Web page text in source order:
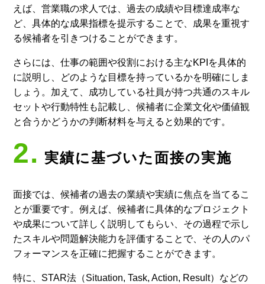
えば、営業職の求人では、過去の成績や目標達成率な
ど、具体的な成果指標を提示することで、成果を重視す
る候補者を引きつけることができます。
さらには、仕事の範囲や役割における主なKPIを具体的
に説明し、どのような目標を持っているかを明確にしま
しょう。加えて、成功している社員が持つ共通のスキル
セットや行動特性も記載し、候補者に企業文化や価値観
と合うかどうかの判断材料を与えると効果的です。
2. 実績に基づいた面接の実施
面接では、候補者の過去の業績や実績に焦点を当てるこ
とが重要です。例えば、候補者に具体的なプロジェクト
や成果について詳しく説明してもらい、その過程で示し
たスキルや問題解決能力を評価することで、その人のパ
フォーマンスを正確に把握することができます。
特に、STAR法（Situation, Task, Action, Result）などの